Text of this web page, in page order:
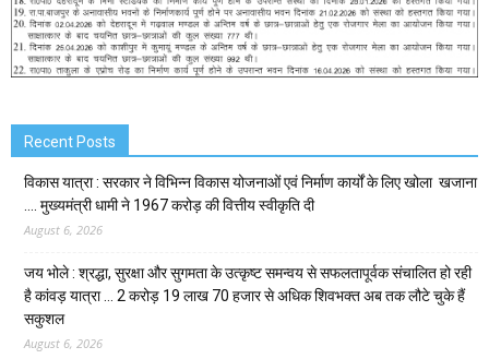
Recent Posts
विकास यात्रा : सरकार ने विभिन्न विकास योजनाओं एवं निर्माण कार्यों के लिए खोला खजाना
…. मुख्यमंत्री धामी ने ₹1967 करोड़ की वित्तीय स्वीकृति दी
August 6, 2026
जय भोले : श्रद्धा, सुरक्षा और सुगमता के उत्कृष्ट समन्वय से सफलतापूर्वक संचालित हो रही
है कांवड़ यात्रा … 2 करोड़ 19 लाख 70 हजार से अधिक शिवभक्त अब तक लौटे चुके हैं
सकुशल
August 6, 2026